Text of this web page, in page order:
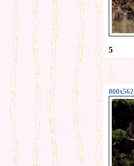
5
800x562